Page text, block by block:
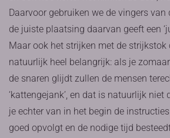
Daarvoor gebruiken we de vingers van
de juiste plaatsing daarvan geeft een
Maar ook het strijken met de strijkstok
natuurlijk heel belangrijk: als je
de snaren glijdt zullen de mensen
‘kattengejank’, en dat is natuurlijk niet
je echter van in het begin de
goed opvolgt en de nodige tijd